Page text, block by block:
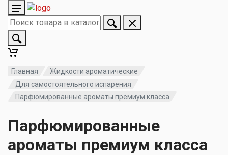
Главная
Жидкости ароматические
Для самостоятельного испарения
Парфюмированные ароматы премиум класса
Парфюмированные
ароматы премиум класса